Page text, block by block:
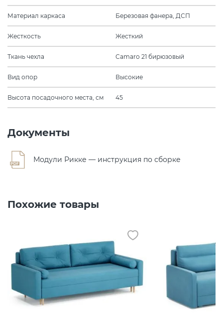
Материал каркаса Березовая фанера, ДСП
Жесткость Жесткий
Ткань чехла Camaro 21 бирюзовый
Вид опор Высокие
Высота посадочного места, см 45
Документы
Модули Рикке — инструкция по сборке
Похожие товары